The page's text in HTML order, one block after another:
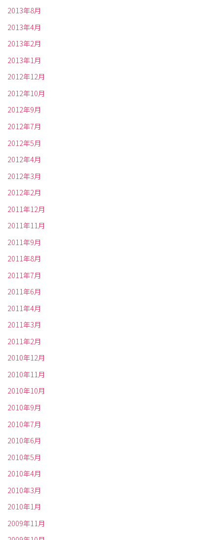
2013年8月
2013年4月
2013年2月
2013年1月
2012年12月
2012年10月
2012年9月
2012年7月
2012年5月
2012年4月
2012年3月
2012年2月
2011年12月
2011年11月
2011年9月
2011年8月
2011年7月
2011年6月
2011年4月
2011年3月
2011年2月
2010年12月
2010年11月
2010年10月
2010年9月
2010年7月
2010年6月
2010年5月
2010年4月
2010年3月
2010年1月
2009年11月